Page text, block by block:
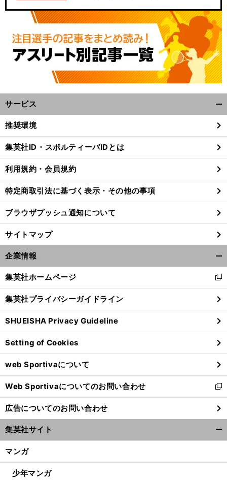
前
サービス
閉
る
推奨環境
集英社ID・スポルティーバIDとは
利用規約・会員規約
特定商取引法に基づく表示・その他の事項
ブラウザプッシュ通知について
サイトマップ
企業情報
閉
る
集英社ホームページ
新
し
い
ウ
ィ
ン
ド
ウ
で
開
く
集英社プライバシーガイドライン
SHUEISHA Privacy Guideline
Setting of Cookies
web Sportivaについて
Web Sportivaについてのお問い合わせ
新
し
い
ウ
ィ
ン
ウ
広告についてのお問い合わせ
集英社サイト
マンガ
少年マンガ